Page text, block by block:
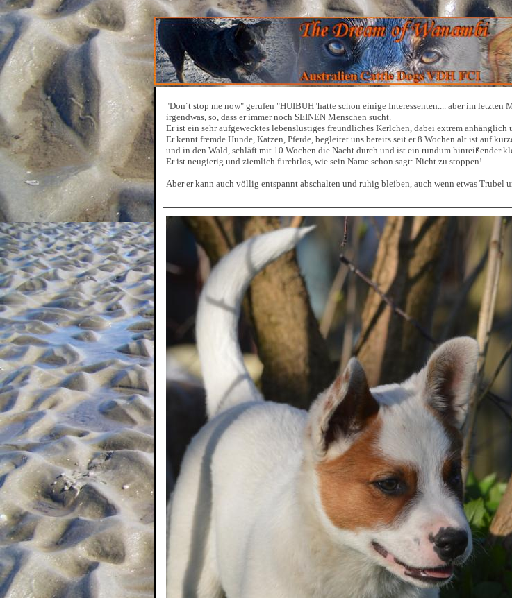
"Don´t stop me now" gerufen "HUIBUH"hatte schon einige Interessenten.... aber im letzten
irgendwas, so, dass er immer noch SEINEN Menschen sucht.
Er ist ein sehr aufgewecktes lebenslustiges freundliches Kerlchen, dabei extrem anhänglich
Er kennt fremde Hunde, Katzen, Pferde, begleitet uns bereits seit er 8 Wochen alt ist auf
und in den Wald, schläft mit 10 Wochen die Nacht durch und ist ein rundum hinreißender
Er ist neugierig und ziemlich furchtlos, wie sein Name schon sagt: Nicht zu stoppen!
Aber er kann auch völlig entspannt abschalten und ruhig bleiben, auch wenn etwas Trubel